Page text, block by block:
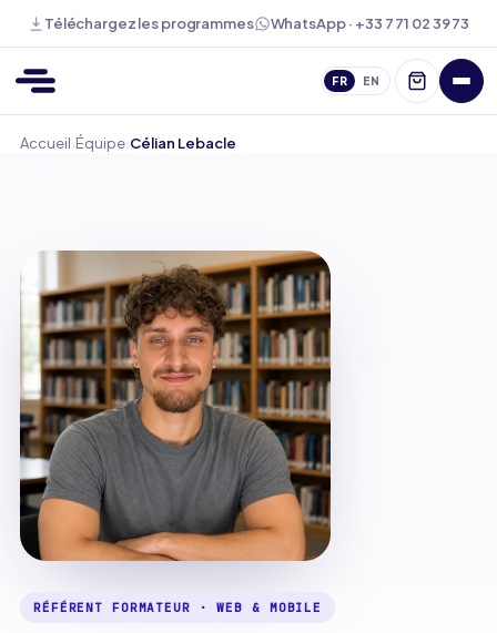
Téléchargez les programmes WhatsApp · +33 7 71 02 39 73
FR EN
Accueil›Équipe›Célian Lebacle
RÉFÉRENT FORMATEUR · WEB & MOBILE